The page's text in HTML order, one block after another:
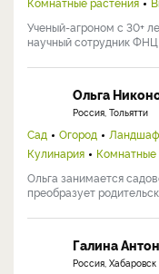
Ученый-агроном с 30+
научный сотрудник ФНЦ
Ольга
Россия, Тольятти
Сад Огород
Кулинария
Комнатные
Ольга занимается
преобразует
Галина
Россия, Хабаровск